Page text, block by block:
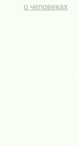
о человеках